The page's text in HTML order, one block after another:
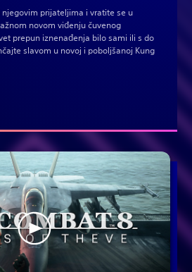
njegovim prijateljima i vratite se u
novom viđenju čuvenog
prepun iznenađenja bilo sami ili s do
slavom u novoj i poboljšanoj Kung